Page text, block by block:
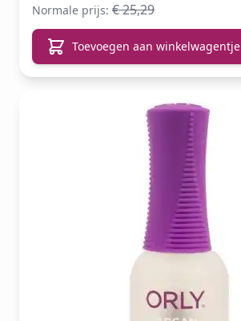
Normale prijs: € 25,29
Toevoegen aan winkelwagentje